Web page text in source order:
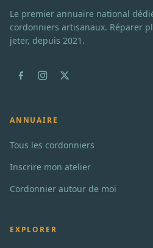
Le premier annuaire national
cordonniers artisanaux. Réparer
jeter, depuis 2021.
ANNUAIRE
Tous les cordonniers
Inscrire mon atelier
Cordonnier autour de moi
EXPLORER